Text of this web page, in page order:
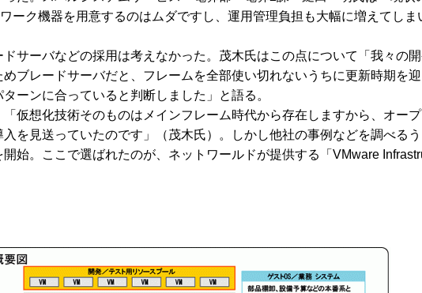
ク機器を用意するのはムダですし、運用管理負担も大幅に増えてしま
サーバなどの採用は考えなかった。茂木氏はこの点について「我々の
ブレードサーバだと、フレームを全部使い切れないうちに更新時期を
ーンに合っていると判断しました」と語る。
仮想化技術そのものはメインフレーム時代から存在しますから、オー
を見送っていたのです」（茂木氏）。しかし他社の事例などを調べる
始。ここで選ばれたのが、ネットワールドが提供する「VMware